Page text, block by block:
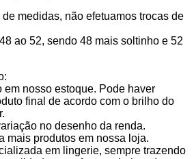
medidas, não efetuamos trocas de
ao 52, sendo 48 mais soltinho e 52
em nosso estoque. Pode haver
final de acordo com o brilho do
no desenho da renda.
mais produtos em nossa loja.
em lingerie, sempre trazendo